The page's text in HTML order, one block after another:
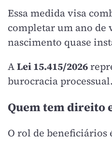
Essa medida visa
completar um ano de
nascimento quase
ALei 15.415/2026
burocracia processual.
Quem tem direito
O rol de beneficiários